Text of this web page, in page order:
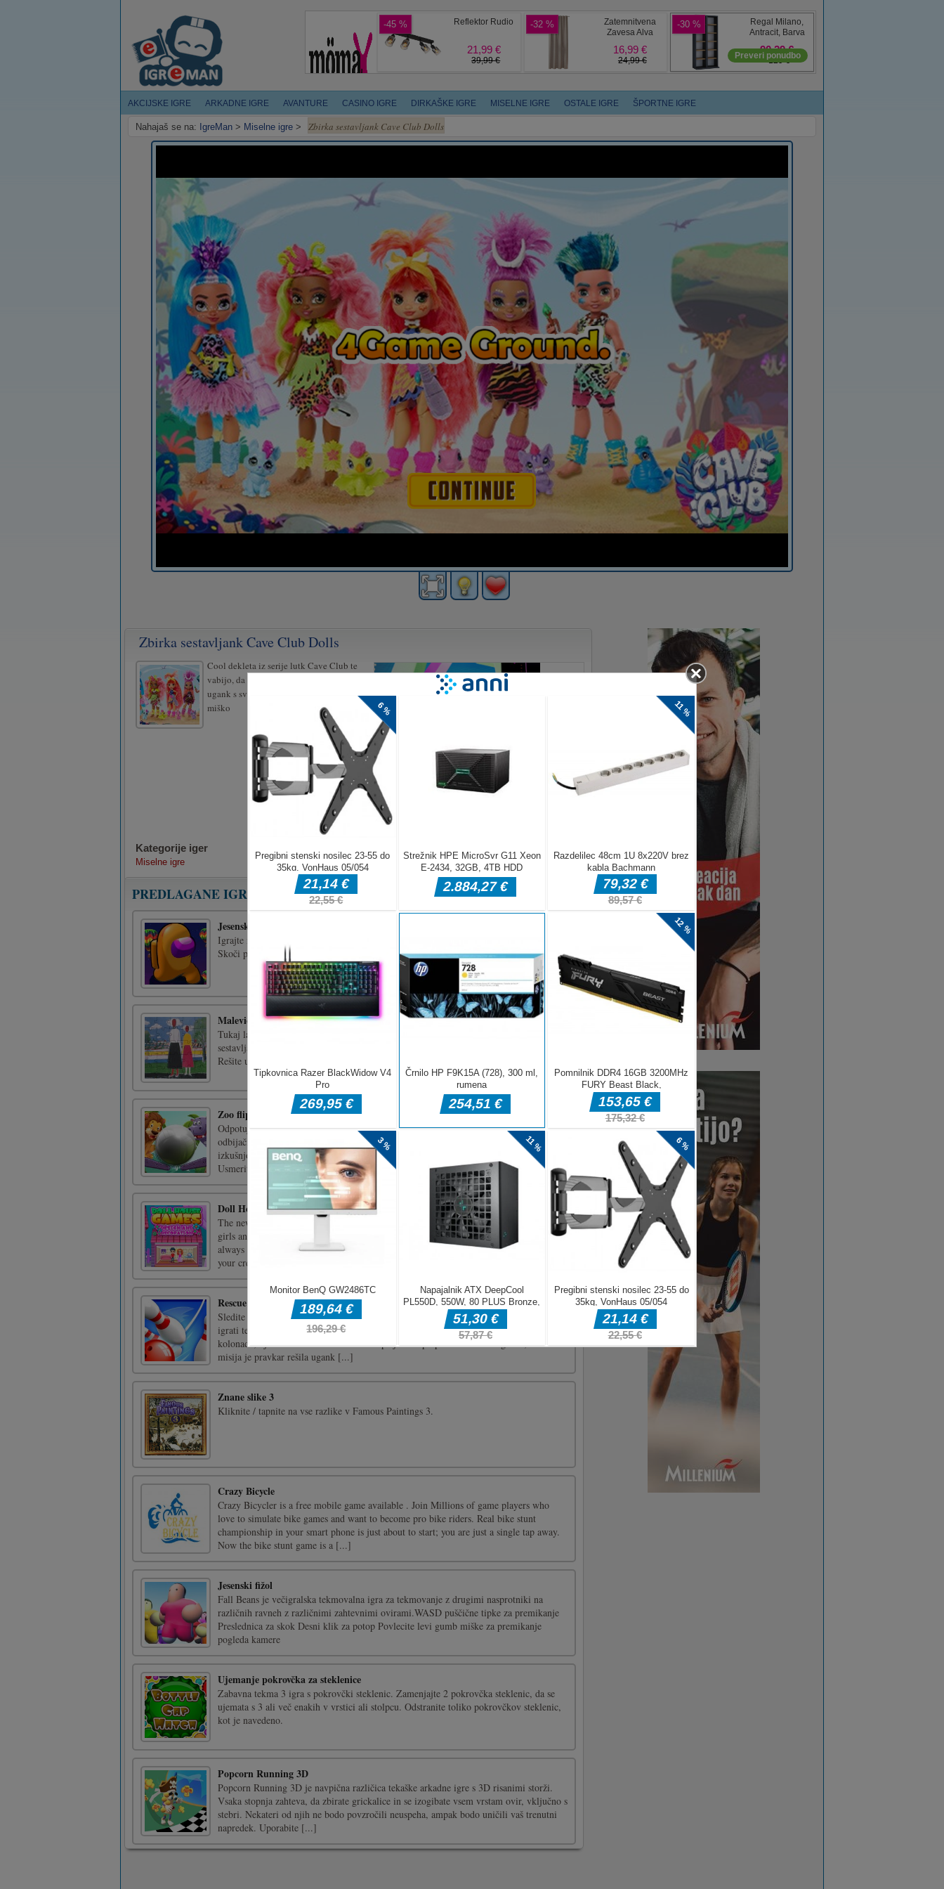
AKCIJSKE IGRE ARKADNE IGRE AVANTURE CASINO IGRE DIRKAŠKE IGRE MISELNE IGRE OSTALE IGRE ŠPORTNE IGRE
Nahajaš se na: IgreMan > Miselne igre > Zbirka sestavljank Cave Club Dolls
Zbirka sestavljank Cave Club Dolls
Cool dekleta iz serije lutk Cave Club te
vabijo, da se igraš z njimi. Zberite vseh 12
ugank s svojimi najljubšimi liki!
miško
Kategorije iger
Miselne igre
PREDLAGANE IGRE
Jesenska dirka : 2. sezona
Igrajte najbolj priljubljeno igro v zadnjem času v novi sezoni.Premakni smerne tipke
Skoči preslednico
Malevič Puzzle
Tukaj lahko najdete 5 iger in 10 slik! Sestavljanka, Zamenjaj sestavljanka, 15
sestavljanka, Drsna sestavljanka ... Rešite vse uganke in ohranite svoje možgane ostre!
Rešite uganke in se zabavajte!Miška za igranje.
Zoo fliper
Odpotujte v času v prašni fliper salon! Poslušajte zvoke kovinske krogle, ki udari po
odbijačih, in opazujte, kako se rezultat povečuje! Zagotavljamo vam super pravo
izkušnjo igre fliper, kar v brskalniku vašega telefona! Ta miza za fliper ima temo ZOO.
Usmerite žogico v čeljusti [...]
Doll House Games Design and Decoration
The newest doll decoration game is here! Join us in this dollhouse decorating games for
girls and have fun! You can be a real dollhouse princess and take your beautiful home
always with you! Make your own doll house and customize it on your phone. Show
your creative side and deco [...]
Rescue Cut Rope
Sledite pustolovščini igre Rescue Cut Rope. Pridobite jo zdaj brezplačno in začnite
igrati ter uživajte v ročno izdelanih ravneh te preproste in zabavne sestavljanke
kolonade, kjer koli že ste. Rescue Cut Rope je zelo preprosta in lahka uganka, vaša
misija je pravkar rešila ugank [...]
Znane slike 3
Kliknite / tapnite na vse razlike v Famous Paintings 3.
Crazy Bicycle
Crazy Bicycler is a free mobile game available . Join Millions of game players who
love to simulate bike games and want to become pro bike riders. Real bike stunt
championship in your smart phone is just about to start; you are just a single tap away.
Now the bike stunt game is a [...]
Jesenski fižol
Fall Beans je večigralska tekmovalna igra za tekmovanje z drugimi nasprotniki na
različnih ravneh z različnimi zahtevnimi ovirami.WASD puščične tipke za premikanje
Preslednica za skok Desni klik za potop Povlecite levi gumb miške za premikanje
pogleda kamere
Ujemanje pokrovčka za steklenice
Zabavna tekma 3 igra s pokrovčki steklenic. Zamenjajte 2 pokrovčka steklenic, da se
ujemata s 3 ali več enakih v vrstici ali stolpcu. Odstranite toliko pokrovčkov steklenic,
kot je navedeno.
Popcorn Running 3D
Popcorn Running 3D je navpična različica tekaške arkadne igre s 3D risanimi storži.
Vsaka stopnja zahteva, da zbirate grickalice in se izogibate vsem vrstam ovir, vključno s
stebri. Nekateri od njih ne bodo povzročili neuspeha, ampak bodo uničili vaš trenutni
napredek. Uporabite [...]